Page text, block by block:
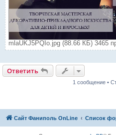
mlaUKJ5PQIo.jpg (88.66 КБ) 3465
Ответить
1 сообщение •
Сайт Фаниполь OnLine Список